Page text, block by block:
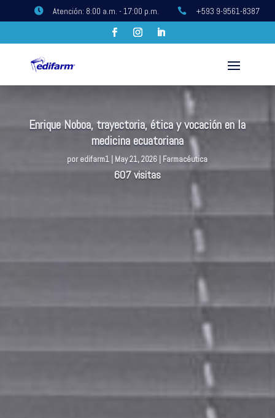
 Atención: 8:00 a.m. - 17:00 p.m.  +593 9-9561-8387
Enrique Noboa, trayectoria, ética y vocación en la
medicina ecuatoriana
poredifarm1 May 21, 2026 Farmacéutica
607 visitas